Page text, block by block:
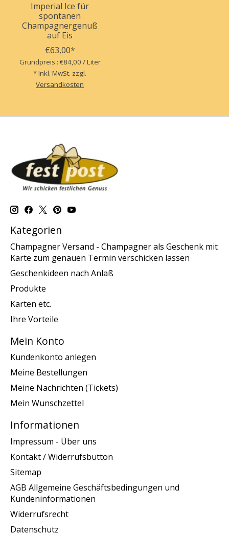
Imperial Ice für
spontanen
Champagnergenuß
auf Eis
€63,00*
Grundpreis : €84,00 / Liter
* Inkl. MwSt. zzgl.
Versandkosten
Kategorien
Champagner Versand - Champagner als Geschenk mit
Karte zum genauen Termin verschicken lassen
Geschenkideen nach Anlaß
Produkte
Karten etc.
Ihre Vorteile
Mein Konto
Kundenkonto anlegen
Meine Bestellungen
Meine Nachrichten (Tickets)
Mein Wunschzettel
Informationen
Impressum - Über uns
Kontakt / Widerrufsbutton
Sitemap
AGB Allgemeine Geschäftsbedingungen und
Kundeninformationen
Widerrufsrecht
Datenschutz